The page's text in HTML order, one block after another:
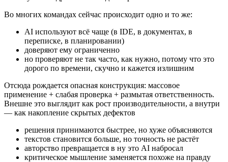
Во многих командах сейчас происходит одно и то же:
AI используют всё чаще (в IDE, в документах, в
переписке, в планировании)
доверяют ему ограниченно
но проверяют не так часто, как нужно, потому что это
дорого по времени, скучно и кажется излишним
Отсюда рождается опасная конструкция: массовое
применение + слабая проверка + размытая ответственность.
Внешне это выглядит как рост производительности, а внутри
— как накопление скрытых дефектов
решения принимаются быстрее, но хуже объясняются
текстов становится больше, но точность не растёт
авторство превращается в ну это AI набросал
критическое мышление заменяется похоже на правду